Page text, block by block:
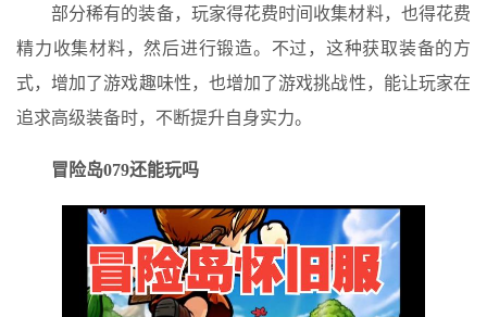
部分稀有的装备，玩家得花费时间收集材料，也得花费
精力收集材料，然后进行锻造。不过，这种获取装备的方
式，增加了游戏趣味性，也增加了游戏挑战性，能让玩家在
追求高级装备时，不断提升自身实力。
冒险岛079还能玩吗